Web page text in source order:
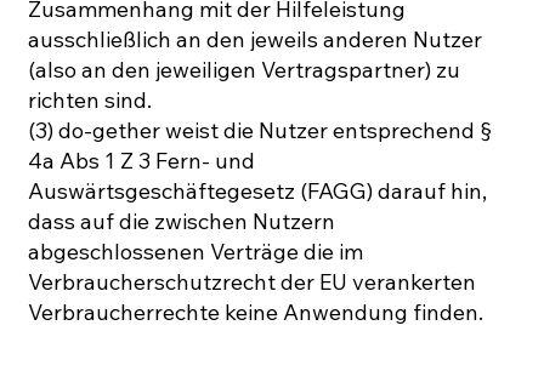
Zusammenhang mit der Hilfeleistung
ausschließlich an den jeweils anderen Nutzer
(also an den jeweiligen Vertragspartner) zu
richten sind.
(3) do-gether weist die Nutzer entsprechend §
4a Abs 1 Z 3 Fern- und
Auswärtsgeschäftegesetz (FAGG) darauf hin,
dass auf die zwischen Nutzern
abgeschlossenen Verträge die im
Verbraucherschutzrecht der EU verankerten
Verbraucherrechte keine Anwendung finden.